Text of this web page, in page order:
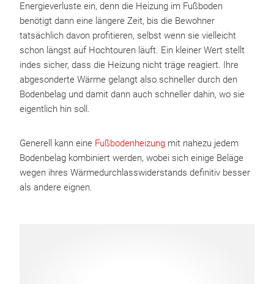
Energieverluste ein, denn die Heizung im Fußboden
benötigt dann eine längere Zeit, bis die Bewohner
tatsächlich davon profitieren, selbst wenn sie vielleicht
schon längst auf Hochtouren läuft. Ein kleiner Wert stellt
indes sicher, dass die Heizung nicht träge reagiert. Ihre
abgesonderte Wärme gelangt also schneller durch den
Bodenbelag und damit dann auch schneller dahin, wo sie
eigentlich hin soll.
Generell kann eine Fußbodenheizung mit nahezu jedem
Bodenbelag kombiniert werden, wobei sich einige Beläge
wegen ihres Wärmedurchlasswiderstands definitiv besser
als andere eignen.